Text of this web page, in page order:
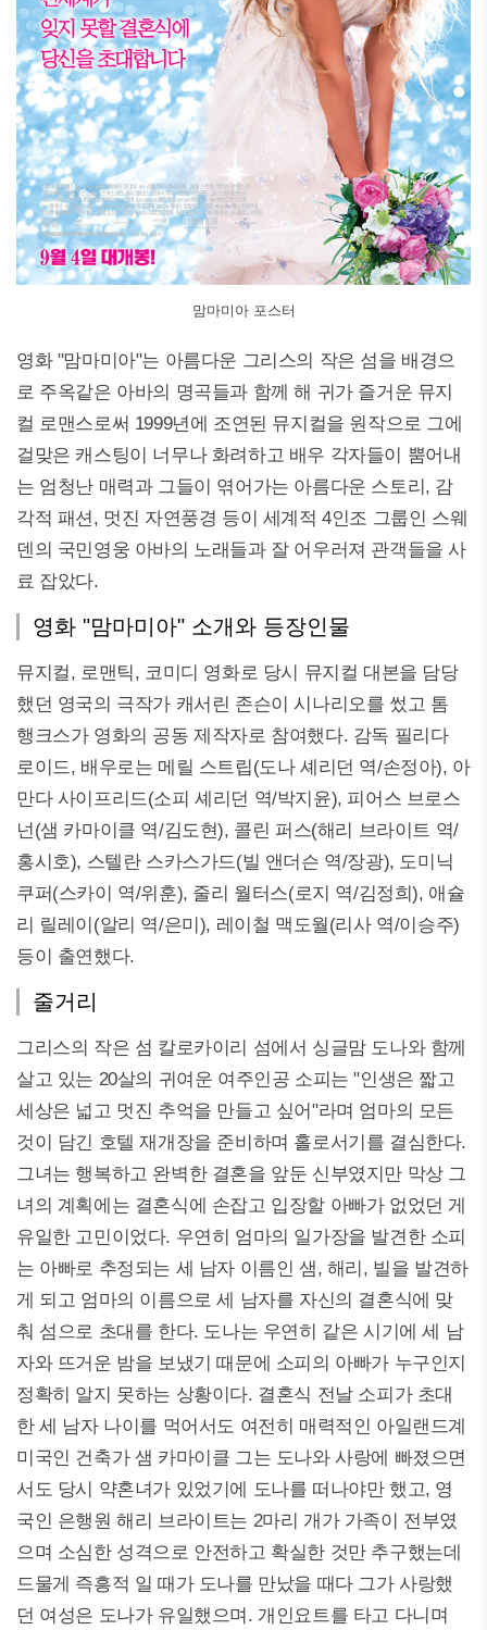
맘마미아 포스터
영화 "맘마미아"는 아름다운 그리스의 작은 섬을 배경으
로 주옥같은 아바의 명곡들과 함께 해 귀가 즐거운 뮤지
컬 로맨스로써 1999년에 조연된 뮤지컬을 원작으로 그에
걸맞은 캐스팅이 너무나 화려하고 배우 각자들이 뿜어내
는 엄청난 매력과 그들이 엮어가는 아름다운 스토리, 감
각적 패션, 멋진 자연풍경 등이 세계적 4인조 그룹인 스웨
덴의 국민영웅 아바의 노래들과 잘 어우러져 관객들을 사
료 잡았다.
영화 "맘마미아" 소개와 등장인물
뮤지컬, 로맨틱, 코미디 영화로 당시 뮤지컬 대본을 담당
했던 영국의 극작가 캐서린 존슨이 시나리오를 썼고 톰
행크스가 영화의 공동 제작자로 참여했다. 감독 필리다
로이드, 배우로는 메릴 스트립(도나 셰리던 역/손정아), 아
만다 사이프리드(소피 셰리던 역/박지윤), 피어스 브로스
넌(샘 카마이클 역/김도현), 콜린 퍼스(해리 브라이트 역/
홍시호), 스텔란 스카스가드(빌 앤더슨 역/장광), 도미닉
쿠퍼(스카이 역/위훈), 줄리 월터스(로지 역/김정희), 애슐
리 릴레이(알리 역/은미), 레이철 맥도월(리사 역/이승주)
등이 출연했다.
줄거리
그리스의 작은 섬 칼로카이리 섬에서 싱글맘 도나와 함께
살고 있는 20살의 귀여운 여주인공 소피는 "인생은 짧고
세상은 넓고 멋진 추억을 만들고 싶어"라며 엄마의 모든
것이 담긴 호텔 재개장을 준비하며 홀로서기를 결심한다.
그녀는 행복하고 완벽한 결혼을 앞둔 신부였지만 막상 그
녀의 계획에는 결혼식에 손잡고 입장할 아빠가 없었던 게
유일한 고민이었다. 우연히 엄마의 일가장을 발견한 소피
는 아빠로 추정되는 세 남자 이름인 샘, 해리, 빌을 발견하
게 되고 엄마의 이름으로 세 남자를 자신의 결혼식에 맞
춰 섬으로 초대를 한다. 도나는 우연히 같은 시기에 세 남
자와 뜨거운 밤을 보냈기 때문에 소피의 아빠가 누구인지
정확히 알지 못하는 상황이다. 결혼식 전날 소피가 초대
한 세 남자 나이를 먹어서도 여전히 매력적인 아일랜드계
미국인 건축가 샘 카마이클 그는 도나와 사랑에 빠졌으면
서도 당시 약혼녀가 있었기에 도나를 떠나야만 했고, 영
국인 은행원 해리 브라이트는 2마리 개가 가족이 전부였
으며 소심한 성격으로 안전하고 확실한 것만 추구했는데
드물게 즉흥적 일 때가 도나를 만났을 때다 그가 사랑했
던 여성은 도나가 유일했으며. 개인요트를 타고 다니며